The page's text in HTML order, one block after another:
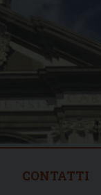
CONTATTI